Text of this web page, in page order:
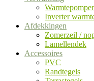
Inverter
Afdekkingen
Zomerzeil /
Lamellendek
Accessoires
PVC
Randtegels